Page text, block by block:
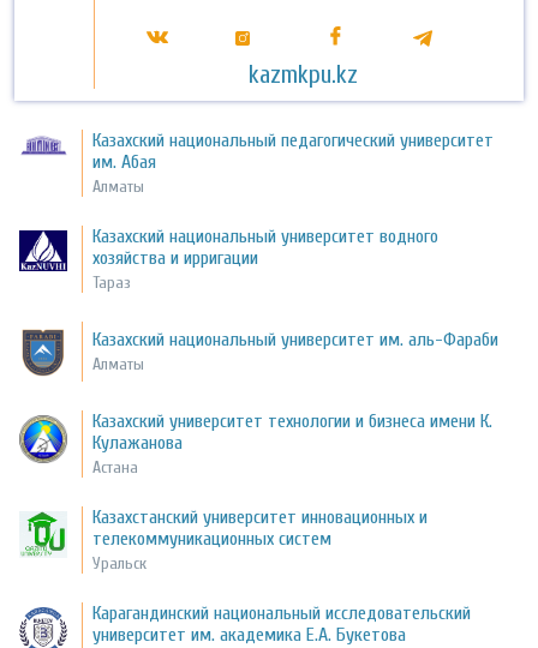
kazmkpu.kz
Казахский национальный педагогический университет
им. Абая
Алматы
Казахский национальный университет водного
хозяйства и ирригации
Тараз
Казахский национальный университет им. аль-Фараби
Алматы
Казахский университет технологии и бизнеса имени К.
Кулажанова
Астана
Казахстанский университет инновационных и
телекоммуникационных систем
Уральск
Карагандинский национальный исследовательский
университет им. академика Е.А. Букетова